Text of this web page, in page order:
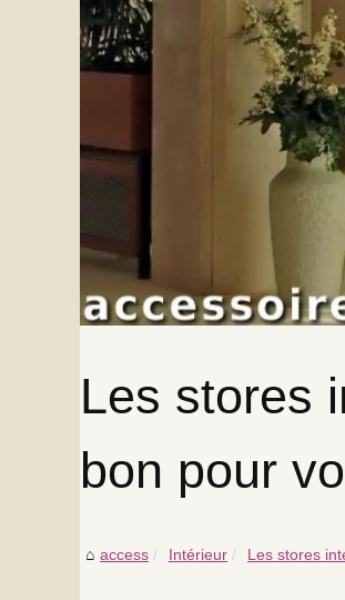
Les stores
bon pour
access Intérieur Les stores